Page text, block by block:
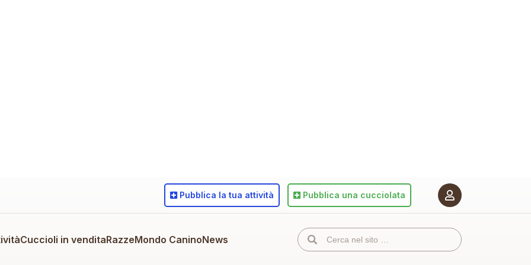
Cuccioli in venditaRazzeMondo CaninoNews
Pubblica la tua attività Pubblica una cucciolata